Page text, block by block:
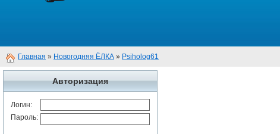
Главная » Новогодняя ЁЛКА » Psiholog61
Авторизация
Логин:
Пароль: